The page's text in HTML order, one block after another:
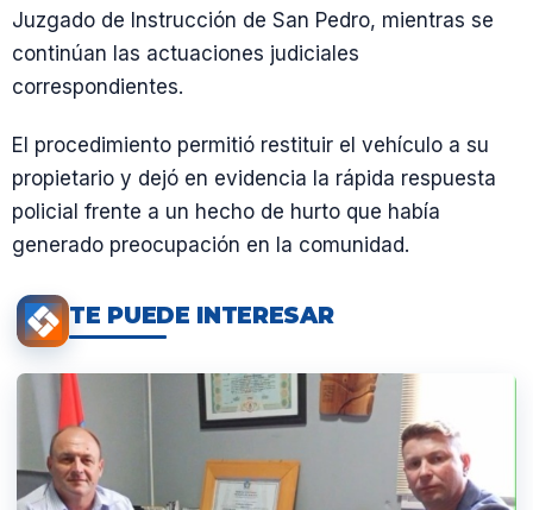
Juzgado de Instrucción de San Pedro, mientras se
continúan las actuaciones judiciales
correspondientes.
El procedimiento permitió restituir el vehículo a su
propietario y dejó en evidencia la rápida respuesta
policial frente a un hecho de hurto que había
generado preocupación en la comunidad.
TE PUEDE INTERESAR